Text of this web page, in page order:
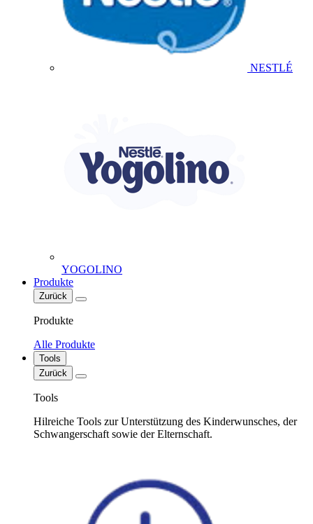
NESTLÉ
YOGOLINO
Produkte
Zurück
Produkte
Alle Produkte
Tools
Zurück
Tools
Hilreiche Tools zur Unterstützung des Kinderwunsches, der
Schwangerschaft sowie der Elternschaft.